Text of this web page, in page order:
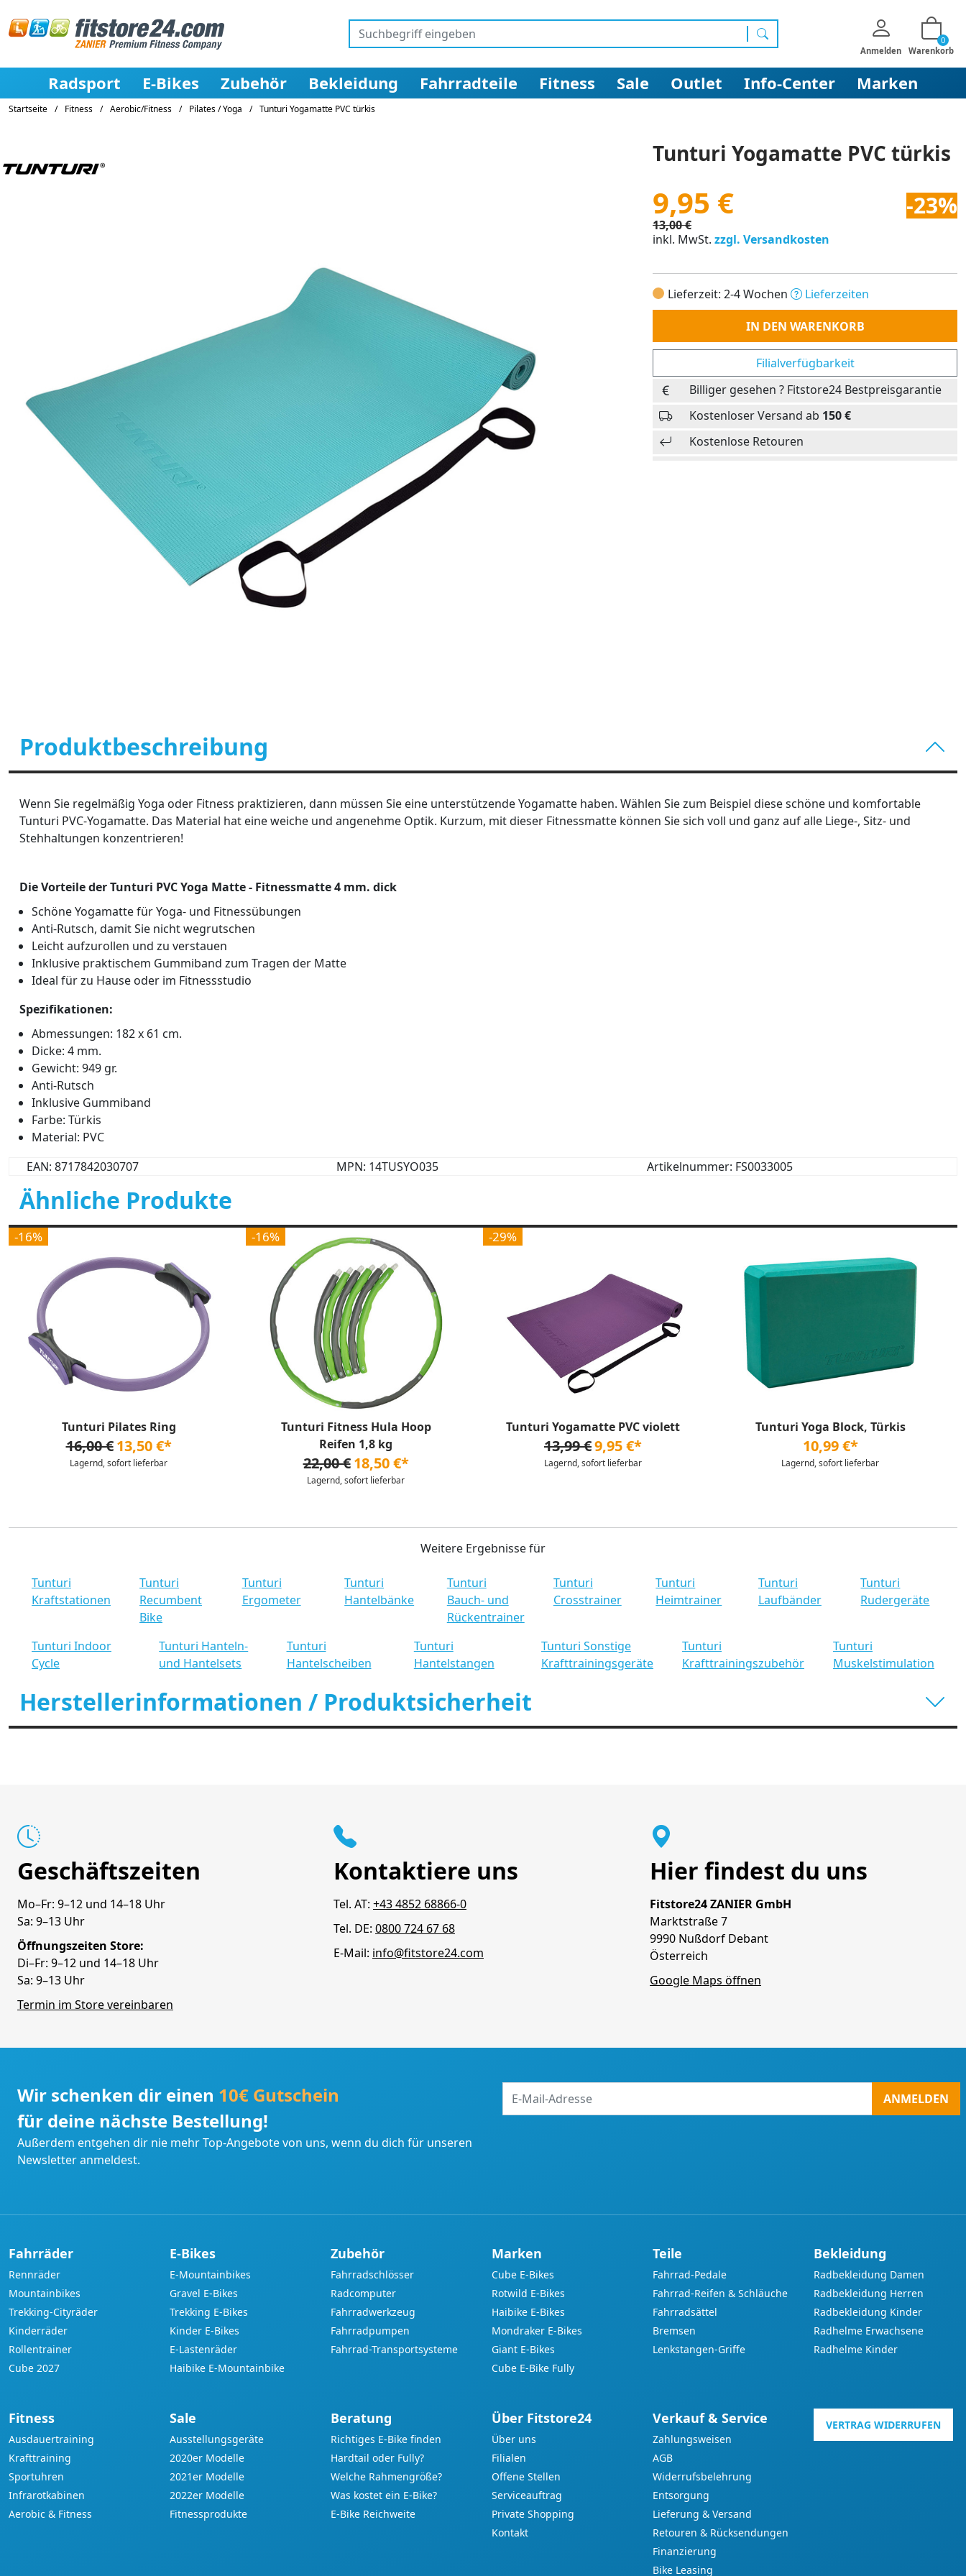
Suchen Anmelden Warenkorb
0
Radsport E-Bikes Zubehör Bekleidung Fahrradteile Fitness Sale Outlet Info-Center Marken
Startseite / Fitness / Aerobic/Fitness / Pilates / Yoga / Tunturi Yogamatte PVC türkis
Tunturi Yogamatte PVC türkis
9,95 € -23%
13,00 €
inkl. MwSt. zzgl. Versandkosten
Lieferzeit: 2-4 Wochen
Lieferzeiten
Anzahl
IN DEN WARENKORB
Filialverfügbarkeit
Billiger gesehen ? Fitstore24 Bestpreisgarantie
Kostenloser Versand ab 150 €
Kostenlose Retouren
Produktbeschreibung
Wenn Sie regelmäßig Yoga oder Fitness praktizieren, dann müssen Sie eine unterstützende Yogamatte haben. Wählen Sie zum Beispiel diese schöne und komfortable
Tunturi PVC-Yogamatte. Das Material hat eine weiche und angenehme Optik. Kurzum, mit dieser Fitnessmatte können Sie sich voll und ganz auf alle Liege-, Sitz- und
Stehhaltungen konzentrieren!
Die Vorteile der Tunturi PVC Yoga Matte - Fitnessmatte 4 mm. dick
Schöne Yogamatte für Yoga- und Fitnessübungen
Anti-Rutsch, damit Sie nicht wegrutschen
Leicht aufzurollen und zu verstauen
Inklusive praktischem Gummiband zum Tragen der Matte
Ideal für zu Hause oder im Fitnessstudio
Spezifikationen:
Abmessungen: 182 x 61 cm.
Dicke: 4 mm.
Gewicht: 949 gr.
Anti-Rutsch
Inklusive Gummiband
Farbe: Türkis
Material: PVC
EAN: 8717842030707
MPN: 14TUSYO035 Artikelnummer: FS0033005
Ähnliche Produkte
-16%
Tunturi Pilates Ring
16,00 € 13,50 €*
Lagernd, sofort lieferbar
-16%
Tunturi Fitness Hula Hoop
Reifen 1,8 kg
22,00 € 18,50 €*
Lagernd, sofort lieferbar
-29%
Tunturi Yogamatte PVC violett
13,99 €9,95 €*
Lagernd, sofort lieferbar
Tunturi Yoga Block, Türkis
10,99 €*
Lagernd, sofort lieferbar
Weitere Ergebnisse für
Tunturi
Kraftstationen
Tunturi
Recumbent
Bike
Tunturi
Ergometer
Tunturi
Hantelbänke
Tunturi
Bauch- und
Rückentrainer
Tunturi
Crosstrainer
Tunturi
Heimtrainer
Tunturi
Laufbänder
Tunturi
Rudergeräte
Tunturi Indoor
Cycle
Tunturi Hanteln-
und Hantelsets
Tunturi
Hantelscheiben
Tunturi
Hantelstangen
Tunturi Sonstige
Krafttrainingsgeräte
Tunturi
Krafttrainingszubehör
Tunturi
Muskelstimulation
Herstellerinformationen / Produktsicherheit
Geschäftszeiten
Mo–Fr: 9–12 und 14–18 Uhr
Sa: 9–13 Uhr
Öffnungszeiten Store:
Di–Fr: 9–12 und 14–18 Uhr
Sa: 9–13 Uhr
Termin im Store vereinbaren
Kontaktiere uns
Tel. AT: +43 4852 68866-0
Tel. DE: 0800 724 67 68
E-Mail: info@fitstore24.com
Hier findest du uns
Fitstore24 ZANIER GmbH
Marktstraße 7
9990 Nußdorf Debant
Österreich
Google Maps öffnen
Wir schenken dir einen 10€ Gutschein
für deine nächste Bestellung!
Außerdem entgehen dir nie mehr Top-Angebote von uns, wenn du dich für unseren
Newsletter anmeldest.
Mail-
ANMELDEN
Fahrräder
Rennräder
Mountainbikes
Trekking-Cityräder
Kinderräder
Rollentrainer
Cube 2027
E-Bikes
E-Mountainbikes
Gravel E-Bikes
Trekking E-Bikes
Kinder E-Bikes
E-Lastenräder
Haibike E-Mountainbike
Zubehör
Fahrradschlösser
Radcomputer
Fahrradwerkzeug
Fahrradpumpen
Fahrrad-Transportsysteme
Marken
Cube E-Bikes
Rotwild E-Bikes
Haibike E-Bikes
Mondraker E-Bikes
Giant E-Bikes
Cube E-Bike Fully
Teile
Fahrrad-Pedale
Fahrrad-Reifen & Schläuche
Fahrradsättel
Bremsen
Lenkstangen-Griffe
Bekleidung
Radbekleidung Damen
Radbekleidung Herren
Radbekleidung Kinder
Radhelme Erwachsene
Radhelme Kinder
Fitness
Ausdauertraining
Krafttraining
Sportuhren
Infrarotkabinen
Aerobic & Fitness
Sale
Ausstellungsgeräte
2020er Modelle
2021er Modelle
2022er Modelle
Fitnessprodukte
Beratung
Richtiges E-Bike finden
Hardtail oder Fully?
Welche Rahmengröße?
Was kostet ein E-Bike?
E-Bike Reichweite
Über Fitstore24
Über uns
Filialen
Offene Stellen
Serviceauftrag
Private Shopping
Kontakt
Verkauf & Service
Zahlungsweisen
AGB
Widerrufsbelehrung
Entsorgung
Lieferung & Versand
Retouren & Rücksendungen
Finanzierung
Bike Leasing
VERTRAG WIDERRUFEN